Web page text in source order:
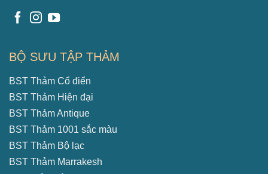
BỘ SƯU TẬP THẢM
BST Thảm Cổ điển
BST Thảm Hiện đại
BST Thảm Antique
BST Thảm 1001 sắc màu
BST Thảm Bộ lạc
BST Thảm Marrakesh